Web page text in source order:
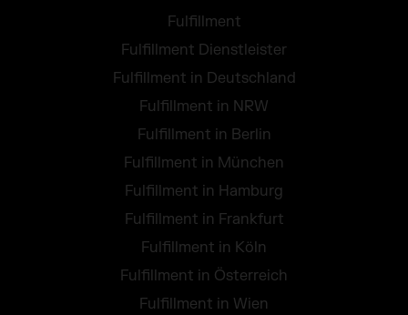
Fulfillment
Fulfillment Dienstleister
Fulfillment in Deutschland
Fulfillment in NRW
Fulfillment in Berlin
Fulfillment in München
Fulfillment in Hamburg
Fulfillment in Frankfurt
Fulfillment in Köln
Fulfillment in Österreich
Fulfillment in Wien